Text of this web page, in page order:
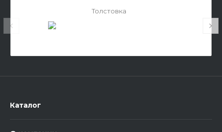
Толстовка
Каталог